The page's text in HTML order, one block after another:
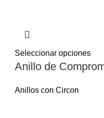
Seleccionar opciones
Anillo de
Anillos con Circon